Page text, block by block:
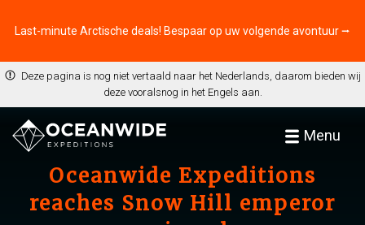
Last-minute Arctische deals! Bespaar op uw volgende avontuur ⭢
Deze pagina is nog niet vertaald naar het Nederlands, daarom bieden wij
deze vooralsnog in het Engels aan.
Menu
Oceanwide Expeditions
reaches Snow Hill emperor